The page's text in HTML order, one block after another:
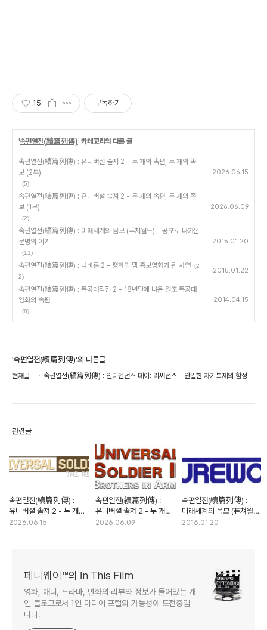
15 구독하기
'속편열전(續篇列傳)' 카테고리의 다른 글
속편열전(續篇列傳) : 유니버셜 솔져 2 - 두 개의 속편, 두 개의 족
보 (2부)
(5)
2026.06.15
속편열전(續篇列傳) : 유니버셜 솔져 2 - 두 개의 속편, 두 개의 족
보 (1부)
(2)
2026.06.09
속편열전(續篇列傳) : 미래세계의 음모 (퓨쳐월드) - 공포로 다가온
문명의 이기
(11)
2016.01.20
속편열전(續篇列傳) : 나바론 2 - 평화의 댐 홍보영화가 된 사연 (2
2)
2015.01.22
속편열전(續篇列傳) : 특공대작전 2 - 18년만에 나온 원조 특공대
영화의 속편
(8)
2014.04.15
'속편열전(續篇列傳)'의 다른글
현재글 속편열전(續篇列傳) : 인디펜던스 데이: 리써전스 - 안일한 자기복제의 함정
관련글
속편열전(續篇列傳) :
유니버셜 솔져 2 - 두 개의
속편, 두 개의 족보 (2부)
2026.06.15
속편열전(續篇列傳) :
유니버셜 솔져 2 - 두 개의
속편, 두 개의 족보 (1부)
2026.06.09
속편열전(續篇列傳) :
미래세계의 음모 (퓨쳐월드)
- 공포로 다가온 문명의
2016.01.20
페니웨이™의 In This Film
영화, 애니, 드라마, 만화의 리뷰와 정보가 들어있는 개
인 블로그로서 1인 미디어 포털의 가능성에 도전중입
니다.